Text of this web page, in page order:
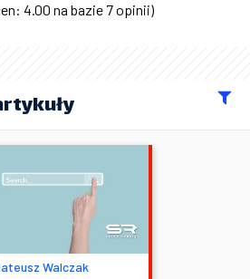
4.00 na bazie 7 opinii)
Walczak